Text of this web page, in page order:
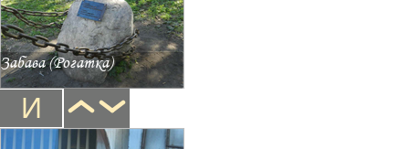
Забава (Рогатка)
И